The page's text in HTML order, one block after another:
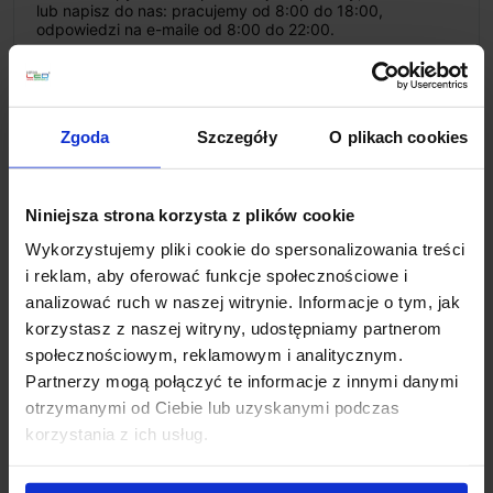
Zgoda Szczegóły O plikach cookies
Niniejsza strona korzysta z plików cookie
Wykorzystujemy pliki cookie do spersonalizowania treści
i reklam, aby oferować funkcje społecznościowe i
analizować ruch w naszej witrynie. Informacje o tym, jak
korzystasz z naszej witryny, udostępniamy partnerom
społecznościowym, reklamowym i analitycznym.
Partnerzy mogą połączyć te informacje z innymi danymi
otrzymanymi od Ciebie lub uzyskanymi podczas
korzystania z ich usług.
lub napisz do nas: pracujemy od 8:00 do 18:00,
odpowiedzi na e-maile od 8:00 do 22:00.
email
Metody płatności
Zapytaj o produkt
Opis